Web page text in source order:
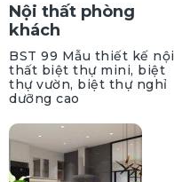
Nội thất phòng
khách
BST 99 Mẫu thiết kế nội
thất biệt thự mini, biệt
thự vườn, biệt thự nghỉ
dưỡng cao